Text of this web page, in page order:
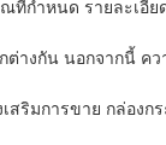
ที่กำหนด รายละเอี
ต่างกัน นอกจากนี้ ค
มการขาย กล่องกร